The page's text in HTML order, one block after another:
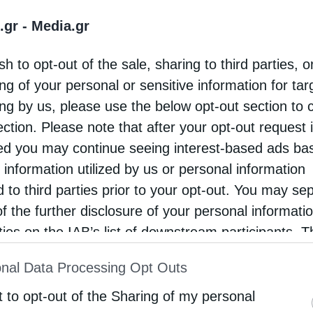
- Media.gr
to opt-out of the sale, sharing to third parties,
of your personal or sensitive information for
by us, please use the below opt-out section to
Please note that after your opt-out request
you may continue seeing interest-based ads
information utilized by us or personal information
to third parties prior to your opt-out. You may
the further disclosure of your personal
on the IAB’s list of downstream participants.
of Downstream Participantsthat may further
parties.
Data Processing Opt Outs
to opt-out of the Sharing of my personal
θέαση του ζητήματος και τις
από τη θεμελιώδη θεολογική παραδοχή,
ανεπανάληπτη εικόνα του Θεού, που αξίζει
ότι φαινόμενα των ημερών, όπως ο
παθολογική φοβία και νέκρωση των
ο Σεβασμιώτατος παρουσίασε τις έννοιες
διεθνείς οργανισμούς, επιχείρησε μια
και των σχετικών πρωτοβουλιών της
διάσταση του προβλήματος και ανέπτυξε
δράσεις της Εκκλησίας μας στο θέμα αυτό, οι